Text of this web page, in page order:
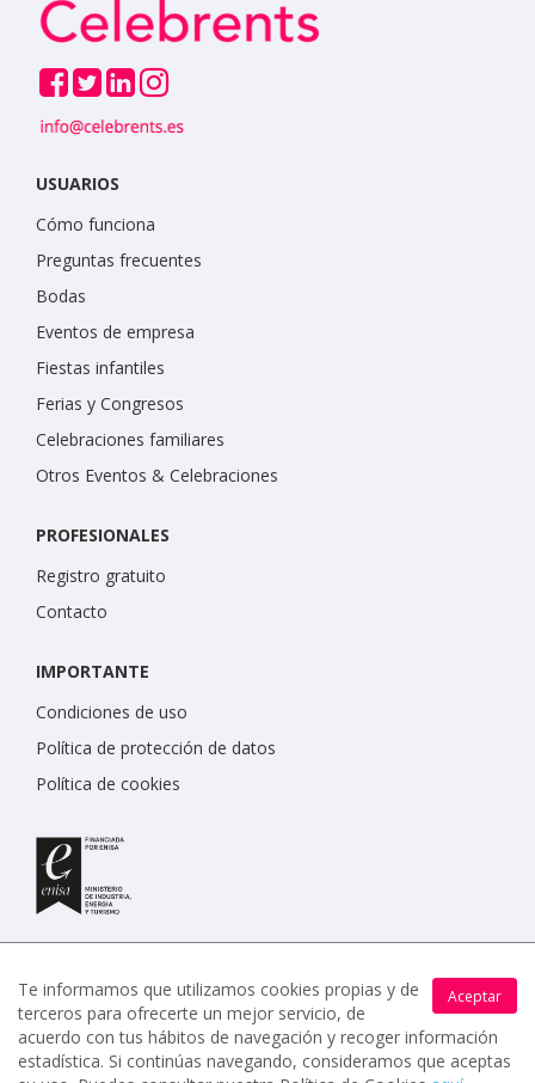
USUARIOS
Cómo funciona
Preguntas frecuentes
Bodas
Eventos de empresa
Fiestas infantiles
Ferias y Congresos
Celebraciones familiares
Otros Eventos & Celebraciones
PROFESIONALES
Registro gratuito
Contacto
IMPORTANTE
Condiciones de uso
Política de protección de datos
Política de cookies
www.celebrents.es tiene una calificación de 5 / 5 otorgada
por 7900 miembros.
Aceptar
Te informamos que utilizamos cookies propias y de
terceros para ofrecerte un mejor servicio, de
acuerdo con tus hábitos de navegación y recoger información
estadística. Si continúas navegando, consideramos que aceptas